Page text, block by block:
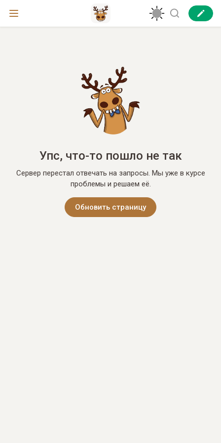
Упс, что-то пошло не так
Сервер перестал отвечать на запросы. Мы уже в курсе
проблемы и решаем её.
Обновить страницу